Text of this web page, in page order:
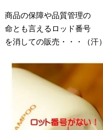
商品の保障や品質管理の
命とも言えるロッド番号
を消しての販売・・・（汗）